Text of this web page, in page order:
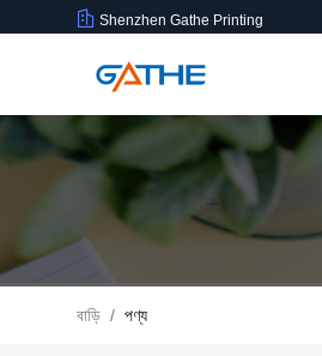
Shenzhen Gathe Printing
বাড়ি / পণ্য